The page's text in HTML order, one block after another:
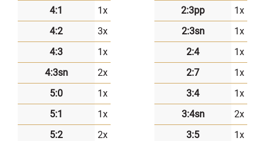
4:1
1x
4:2
3x
4:3
1x
4:3sn
2x
5:0
1x
5:1
1x
5:2
2x
2:3pp
1x
2:3sn
1x
2:4
1x
2:7
1x
3:4
1x
3:4sn
2x
3:5
1x